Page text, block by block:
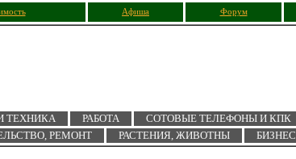
Афиша Форум
ТЕХНИКА РАБОТА СОТОВЫЕ ТЕЛЕФОНЫ И КПК
РЕМОНТ РАСТЕНИЯ, ЖИВОТНЫ БИЗНЕС